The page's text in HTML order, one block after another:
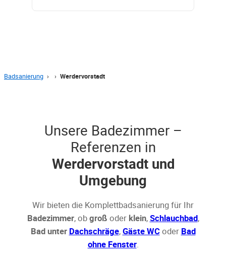
Badsanierung › › Werdervorstadt
Unsere Badezimmer –
Referenzen in
Werdervorstadt und
Umgebung
Wir bieten die Komplettbadsanierung für Ihr
Badezimmer, obgroß oder klein,Schlauchbad,
Bad unter Dachschräge,Gäste WCoder Bad
ohne Fenster.